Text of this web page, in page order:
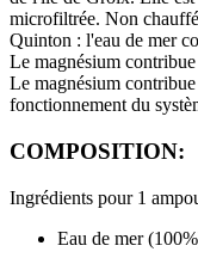
microfiltrée. Non
Quinton : l'eau de mer
Le magnésium
Le magnésium
fonctionnement du
COMPOSITION:
Ingrédients pour 1
Eau de mer